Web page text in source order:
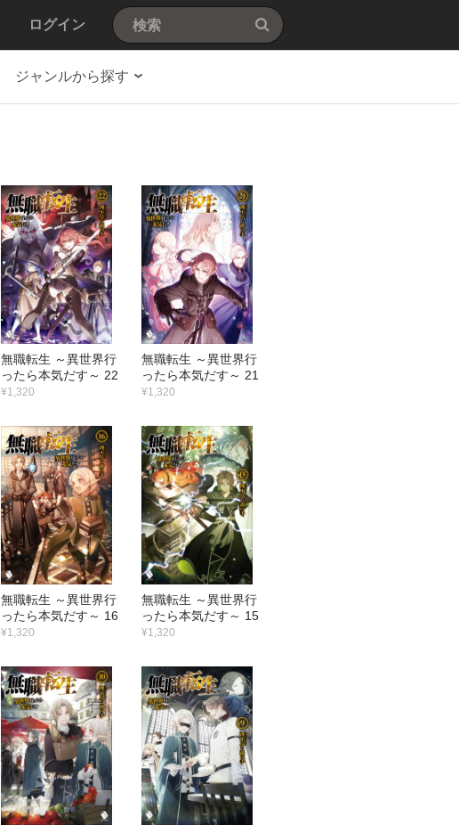
ログイン
ジャンルから探す
無職転生 ～異世界行
ったら本気だす～ 22
¥1,320
無職転生 ～異世界行
ったら本気だす～ 21
¥1,320
無職転生 ～異世界行
ったら本気だす～ 16
¥1,320
無職転生 ～異世界行
ったら本気だす～ 15
¥1,320